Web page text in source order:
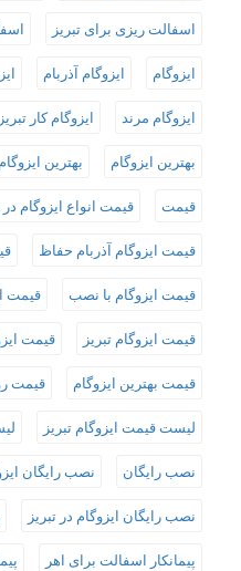
اسفالت ریزی برای تبریز
ایزوگام ایزوگام آذربام
ایزوگام مرند ایزوگام کار تبریز
بهترین ایزوگام بهترین
قیمت قیمت انواع ایزوگام در
قیمت ایزوگام آذربام حفاظ
قیمت ایزوگام با نصب قیمت
قیمت ایزوگام تبریز قیمت
قیمت بهترین ایزوگام قیمت
لیست قیمت ایزوگام تبریز
نصب رایگان نصب رایگان
نصب رایگان ایزوگام در تبریز
پیمانکار اسفالت برای اهر